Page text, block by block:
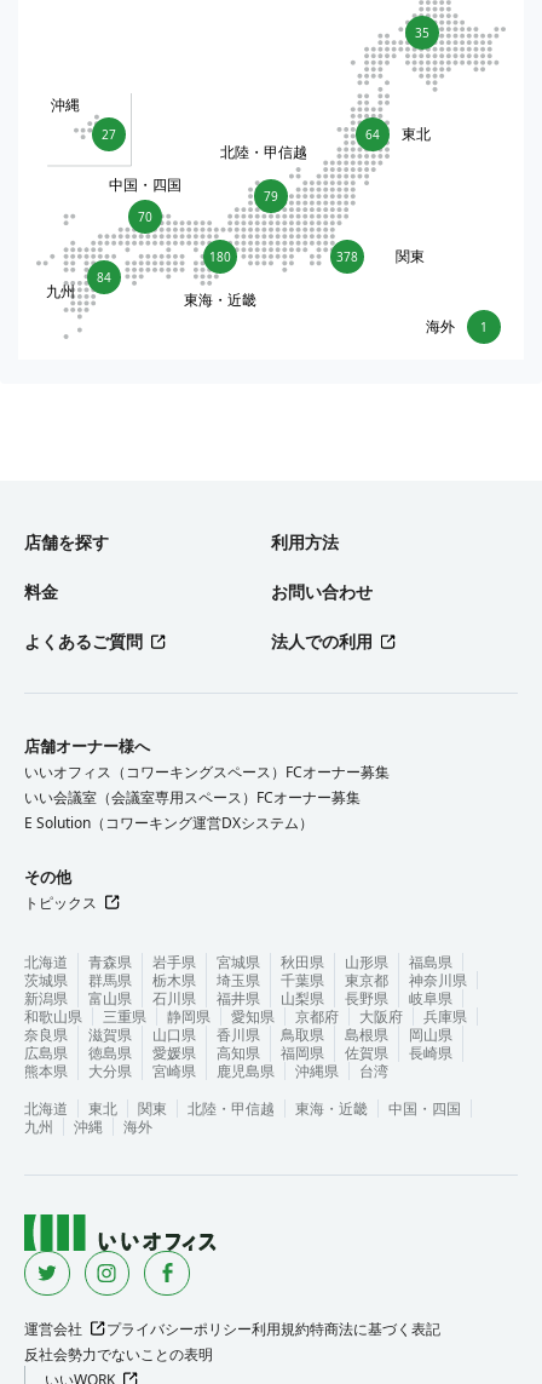
35
64 東北
378 関東
79
北陸・甲信越
180
東海・近畿
70
中国・四国
84
九州
27
沖縄
1
海外
店舗を探す 利用方法
料金 お問い合わせ
よくあるご質問 法人での利用
店舗オーナー様へ
いいオフィス（コワーキングスペース）FCオーナー募集
いい会議室（会議室専用スペース）FCオーナー募集
E Solution（コワーキング運営DXシステム）
その他
トピックス
北海道 青森県 岩手県 宮城県 秋田県 山形県
福島県
茨城県
群馬県 栃木県 埼玉県 千葉県 東京都
神奈川県
新潟県
富山県 石川県 福井県 山梨県 長野県
岐阜県
和歌山県
三重県 静岡県 愛知県 京都府 大阪府
兵庫県
奈良県
滋賀県 山口県 香川県 鳥取県 島根県
岡山県
広島県
徳島県 愛媛県 高知県 福岡県 佐賀県
長崎県
熊本県
大分県 宮崎県 鹿児島県 沖縄県
台湾
北海道
東北 関東 北陸・甲信越 東海・近畿
中国・四国
九州
沖縄 海外
運営会社 プライバシーポリシー利用規約特商法に基づく表記
反社会勢力でないことの表明
いいWORK